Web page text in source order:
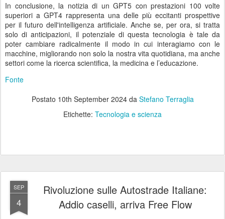
In conclusione, la notizia di un GPT5 con prestazioni 100 volte
superiori a GPT4 rappresenta una delle più eccitanti prospettive
per il futuro dell'intelligenza artificiale. Anche se, per ora, si tratta
solo di anticipazioni, il potenziale di questa tecnologia è tale da
poter cambiare radicalmente il modo in cui interagiamo con le
macchine, migliorando non solo la nostra vita quotidiana, ma anche
settori come la ricerca scientifica, la medicina e l’educazione.
Fonte
Postato 10th September 2024da Stefano Terraglia
Etichette: Tecnologia e scienza
SEP
4
Rivoluzione sulle Autostrade Italiane:
Addio caselli, arriva Free Flow